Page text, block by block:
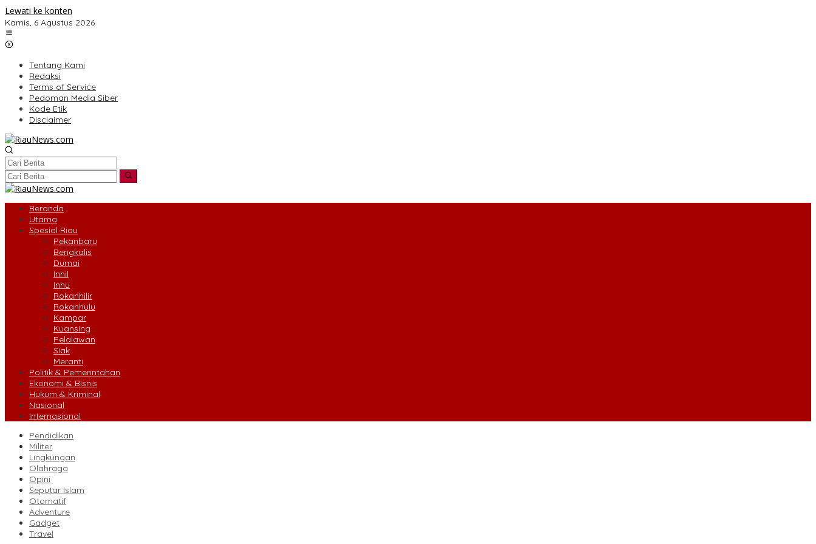
Lewati ke konten
Kamis, 6 Agustus 2026
Tentang Kami
Redaksi
Terms of Service
Pedoman Media Siber
Kode Etik
Disclaimer
Beranda
Utama
Spesial Riau
Pekanbaru
Bengkalis
Dumai
Inhil
Inhu
Rokanhilir
Rokanhulu
Kampar
Kuansing
Pelalawan
Siak
Meranti
Politik & Pemerintahan
Ekonomi & Bisnis
Hukum & Kriminal
Nasional
Internasional
Pendidikan
Militer
Lingkungan
Olahraga
Opini
Seputar Islam
Otomatif
Adventure
Gadget
Travel